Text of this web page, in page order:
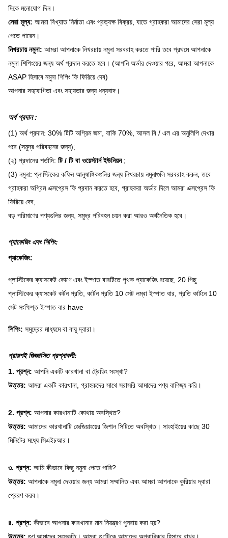
দিকে মনোযোগ দিন।
সেরা মূল্য: আমরা বিখ্যাত নির্মাতা এবং প্রত্যক্ষ বিক্রয়, যাতে গ্রাহকরা আমাদের সেরা মূল্য
পেতে পারেন।
নিখরচায় নমুনা: আমরা আপনাকে নিখরচায় নমুনা সরবরাহ করতে পারি তবে প্রথমে আপনাকে
নমুনা শিপিংয়ের জন্য অর্থ প্রদান করতে হবে। (আপনি অর্ডার দেওয়ার পরে, আমরা আপনাকে
ASAP হিসাবে নমুনা শিপিং ফি ফিরিয়ে দেব)
আপনার সহযোগিতা এবং সহায়তার জন্য ধন্যবাদ।
অর্থ প্রদান :
(1) অর্থ প্রদান: 30% টিটি অগ্রিম জমা, বাকি 70%, আসল বি / এল এর অনুলিপি দেখার
পরে (সমুদ্র পরিবহনের জন্য);
(২) প্রদানের শর্তাদি: টি / টি বা ওয়েস্টার্ন ইউনিয়ন;
(3) নমুনা: প্লাস্টিকের কফিন আনুষাঙ্গিকগুলির জন্য নিখরচায় নমুনাগুলি সরবরাহ করুন, তবে
গ্রাহকরা অগ্রিম এক্সপ্রেস ফি প্রদান করতে হবে, গ্রাহকরা অর্ডার দিলে আমরা এক্সপ্রেস ফি
ফিরিয়ে দেব;
বড় পরিমাণের পণ্যগুলির জন্য, সমুদ্র পরিবহন চয়ন করা আরও অর্থনৈতিক হবে।
প্যাকেজিং এবং শিপিং:
প্যাকেজিং:
প্লাস্টিকের ক্যাসকেট কোণে এবং ইস্পাত বারটিতে পৃথক প্যাকেজিং রয়েছে, 20 পিছু
প্লাস্টিকের ক্যাসকেট কর্টন প্রতি, কার্টন প্রতি 10 সেট লম্বা ইস্পাত বার, প্রতি কার্টনে 10
সেট সংক্ষিপ্ত ইস্পাত বার have
শিপিং: সমুদ্রের মাধ্যমে বা বায়ু দ্বারা।
প্রায়শই জিজ্ঞাসিত প্রশ্নাবলী:
1. প্রশ্ন: আপনি একটি কারখানা বা ট্রেডিং সংস্থা?
উত্তর: আমরা একটি কারখানা, গ্রাহকদের সাথে সরাসরি আমাদের পণ্য বাণিজ্য করি।
2. প্রশ্ন: আপনার কারখানাটি কোথায় অবস্থিত?
উত্তর: আমাদের কারখানাটি জেজিয়াংয়ের জিশান সিটিতে অবস্থিত। সাংহাইয়ের কাছে 30
মিনিটের মধ্যে সিএইচআর।
৩. প্রশ্ন: আমি কীভাবে কিছু নমুনা পেতে পারি?
উত্তর: আপনাকে নমুনা দেওয়ার জন্য আমরা সম্মানিত এবং আমরা আপনাকে কুরিয়ার দ্বারা
প্রেরণ করব।
৪. প্রশ্ন: কীভাবে আপনার কারখানার মান নিয়ন্ত্রণ পুনরায় করা হয়?